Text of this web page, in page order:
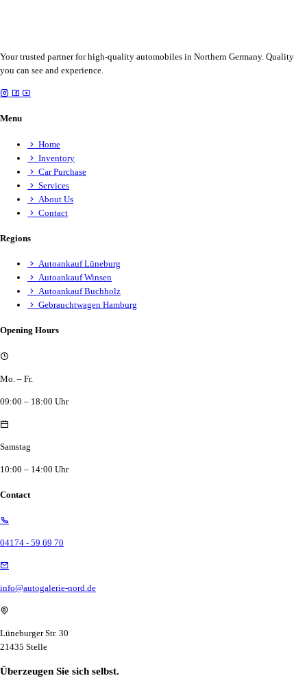
Your trusted partner for high-quality automobiles in Northern Germany. Quality
you can see and experience.
Menu
Home
Inventory
Car Purchase
Services
About Us
Contact
Regions
Autoankauf Lüneburg
Autoankauf Winsen
Autoankauf Buchholz
Gebrauchtwagen Hamburg
Opening Hours
Mo. – Fr.
09:00 – 18:00 Uhr
Samstag
10:00 – 14:00 Uhr
Contact
04174 - 59 69 70
info@autogalerie-nord.de
Lüneburger Str. 30
21435 Stelle
Überzeugen Sie sich selbst.